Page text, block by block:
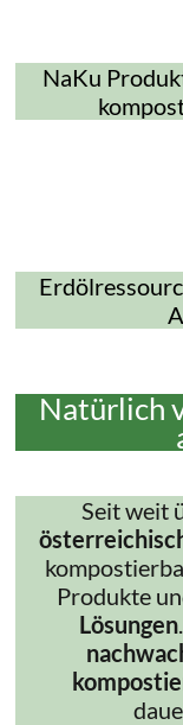
NaKu
Natürlich
Seit weit
Produkte
Lösungen